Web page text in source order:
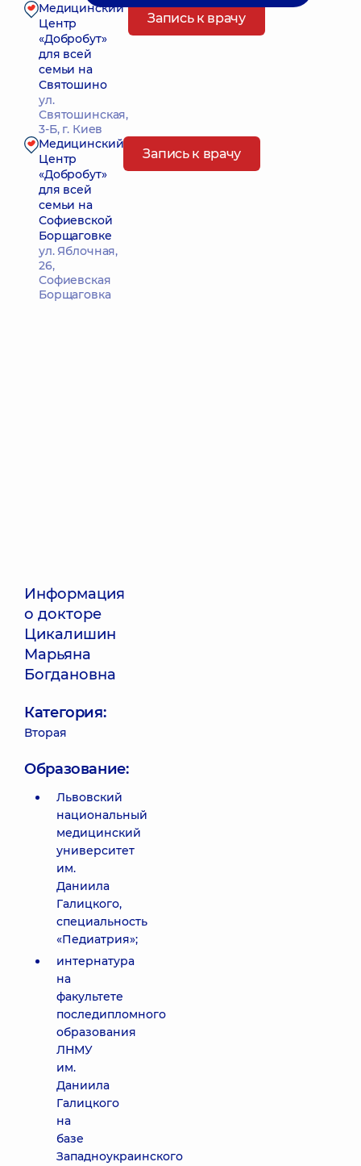
Медицинский
Центр
«Добробут»
для всей
семьи на
Святошино
ул.
Святошинская,
3-Б, г. Киев
Запись к врачу
Медицинский
Центр
«Добробут»
для всей
семьи на
Софиевской
Борщаговке
ул. Яблочная,
26,
Софиевская
Борщаговка
Запись к врачу
Информация
о докторе
Цикалишин
Марьяна
Богдановна
Категория:
Вторая
Образование:
Львовский
национальный
медицинский
университет
им.
Даниила
Галицкого,
специальность
«Педиатрия»;
интернатура
на
факультете
последипломного
образования
ЛНМУ
им.
Даниила
Галицкого
на
базе
Западноукраинского